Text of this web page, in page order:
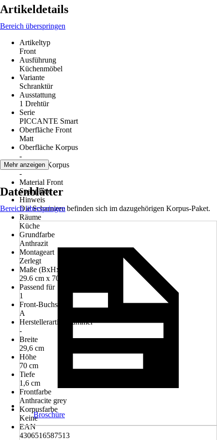
Artikeldetails
Bereich überspringen
Artikeltyp
Front
Ausführung
Küchenmöbel
Variante
Schranktür
Ausstattung
1 Drehtür
Serie
PICCANTE Smart
Oberfläche Front
Matt
Oberfläche Korpus
-
Material Korpus
-
Material Front
Spanplatte
Hinweis
Die Scharniere befinden sich im dazugehörigen Korpus-Paket.
Räume
Küche
Grundfarbe
Anthrazit
Montageart
Zerlegt
Maße (BxHxT)
29.6 cm x 70.0 cm x 1.6 cm
Passend für
1
Front-Buchstabe
A
Herstellerartikelnummer
-
Breite
29,6 cm
Höhe
70 cm
Tiefe
1,6 cm
Frontfarbe
Anthracite grey
Korpusfarbe
Keine
EAN
4306516587513
Mehr anzeigen
Datenblätter
Bereich überspringen
Broschüre